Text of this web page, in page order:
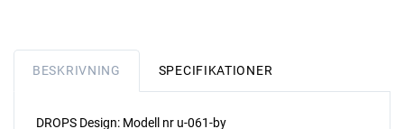
BESKRIVNING SPECIFIKATIONER
DROPS Design: Modell nr u-061-by